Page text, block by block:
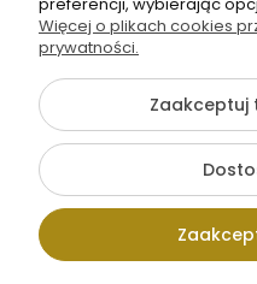
{literal}
Pokaż
Sklep
Więcej o plikach cookies
prywatności.
Zaakceptuj